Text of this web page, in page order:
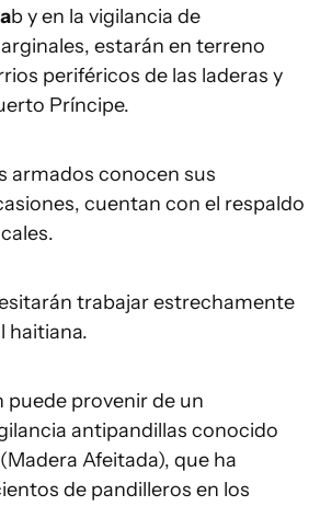
b y en la vigilancia de
estarán en terreno
periféricos de las laderas y
Príncipe.
armados conocen sus
cuentan con el respaldo
trabajar estrechamente
haitiana.
puede provenir de un
antipandillas conocido
Afeitada), que ha
de pandilleros en los